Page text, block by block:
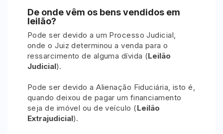
De onde vêm os bens vendidos em
leilão?
Pode ser devido a um Processo Judicial,
onde o Juiz determinou a venda para o
ressarcimento de alguma dívida (Leilão
Judicial).
Pode ser devido a Alienação Fiduciária, isto é,
quando deixou de pagar um financiamento
seja de imóvel ou de veículo (Leilão
Extrajudicial).